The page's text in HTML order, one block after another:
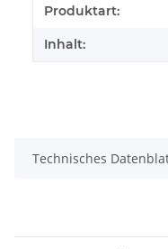
Produkteigenschaft
Wert
Produktart:
Inhalt:
Technisches